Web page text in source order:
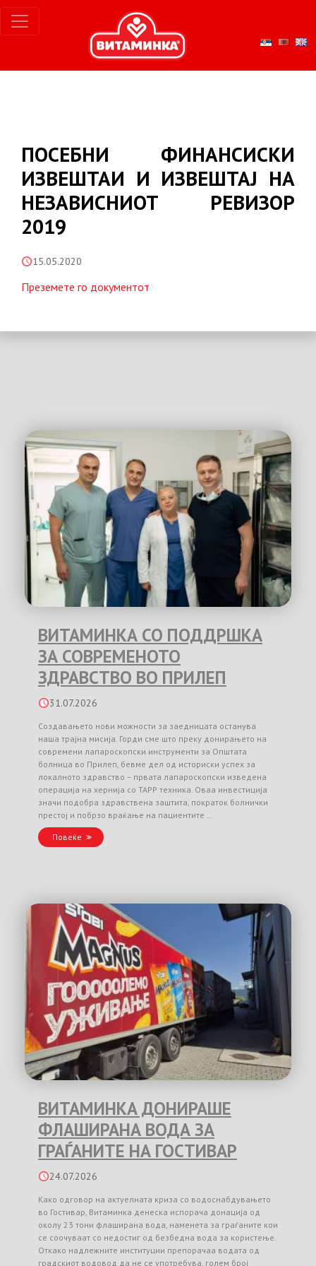
ПОСЕБНИ ФИНАНСИСКИ
ИЗВЕШТАИ И ИЗВЕШТАЈ НА
НЕЗАВИСНИОТ РЕВИЗОР
2019
15.05.2020
Преземете го документот
ВИТАМИНКА СО ПОДДРШКА
ЗА СОВРЕМЕНОТО
ЗДРАВСТВО ВО ПРИЛЕП
31.07.2026
Создавањето нови можности за заедницата останува
наша трајна мисија. Горди сме што преку донирањето на
современи лапароскопски инструменти за Општата
болница во Прилеп, бевме дел од историски успех за
локалното здравство – првата лапароскопски изведена
операција на хернија со TAPP техника. Оваа инвестиција
значи подобра здравствена заштита, пократок болнички
престој и побрзо враќање на пациентите …
Повеќе
ВИТАМИНКА ДОНИРАШЕ
ФЛАШИРАНА ВОДА ЗА
ГРАЃАНИТЕ НА ГОСТИВАР
24.07.2026
Како одговор на актуелната криза со водоснабдувањето
во Гостивар, Витаминка денеска испорача донација од
околу 23 тони флаширана вода, наменета за граѓаните кои
се соочуваат со недостиг од безбедна вода за користење.
Откако надлежните институции препорачаа водата од
градскиот водовод да не се употребува, голем број